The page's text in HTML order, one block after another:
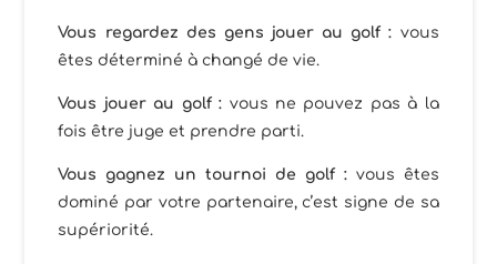
Vous regardez des gens jouer au golf : vous
êtes déterminé à changé de vie.
Vous jouer au golf : vous ne pouvez pas à la
fois être juge et prendre parti.
Vous gagnez un tournoi de golf : vous êtes
dominé par votre partenaire, c’est signe de sa
supériorité.